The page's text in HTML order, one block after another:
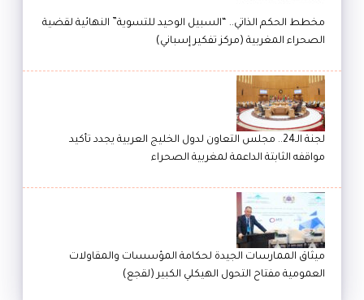
مخطط الحكم الذاتي.. “السبيل الوحيد للتسوية” النهائية لقضية
الصحراء المغربية (مركز تفكير إسباني)
لجنة الـ24.. مجلس التعاون لدول الخليج العربية يجدد تأكيد
مواقفه الثابتة الداعمة لمغربية الصحراء
ميثاق الممارسات الجيدة لحكامة المؤسسات والمقاولات
العمومية مفتاح التحول الهيكلي الكبير (لقجع)